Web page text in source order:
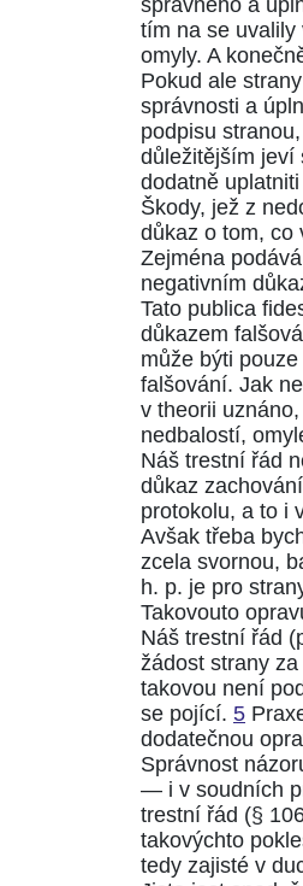
správného a
tím na se uvalily
omyly. A
Pokud ale
správnosti a
podpisu
důležitějším jeví
dodatně
Škody, jež z
důkaz o tom, co
Zejména
negativním
Tato publica
důkazem
může býti
falšování. Jak
v theorii
nedbalostí,
Náš trestní řád
důkaz
protokolu, a to i
Avšak třeba
zcela svornou,
h. p. je pro
Takovouto
Náš trestní řád
žádost strany
takovou není
se pojící. 5
dodatečnou
Správnost
— i v soudních
trestní řád (§
takovýchto
tedy zajisté v